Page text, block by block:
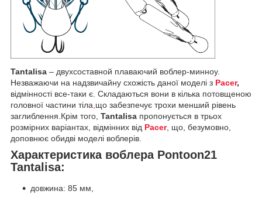
Tantalisa – двухсоставной плаваючий воблер-минноу.
Незважаючи на надзвичайну схожість даної моделі з Pacer,
відмінності все-таки є. Складаються вони в кілька потовщеною
головної частини тіла,що забезпечує трохи менший рівень
заглиблення.Крім того, Tantalisa пропонується в трьох
розмірних варіантах, відмінних від Pacer, що, безумовно,
доповнює обидві моделі воблерів.
Характеристика воблера Pontoon21
Tantalisa:
довжина: 85 мм,